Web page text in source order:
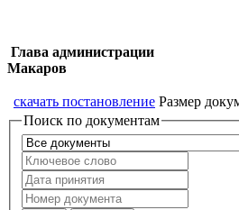
Глава
Макаров
скачать постановление Размер
Поиск по документам